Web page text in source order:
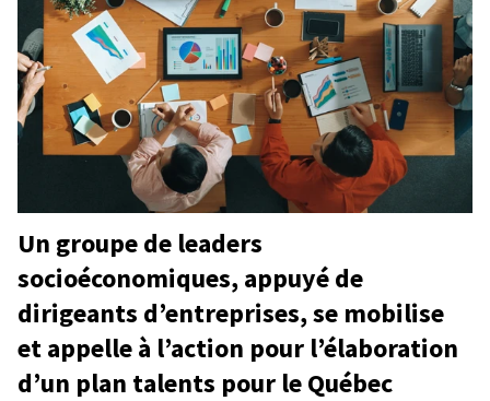
Un groupe de leaders
socioéconomiques, appuyé de
dirigeants d’entreprises, se mobilise
et appelle à l’action pour l’élaboration
d’un plan talents pour le Québec